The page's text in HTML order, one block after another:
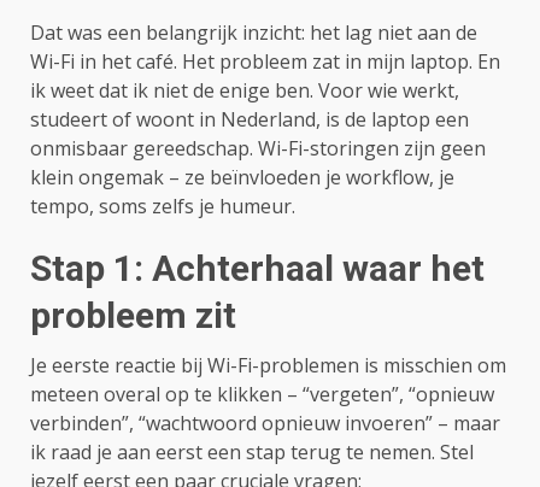
Dat was een belangrijk inzicht: het lag niet aan de
Wi-Fi in het café. Het probleem zat in mijn laptop. En
ik weet dat ik niet de enige ben. Voor wie werkt,
studeert of woont in Nederland, is de laptop een
onmisbaar gereedschap. Wi-Fi-storingen zijn geen
klein ongemak – ze beïnvloeden je workflow, je
tempo, soms zelfs je humeur.
Stap 1: Achterhaal waar het
probleem zit
Je eerste reactie bij Wi-Fi-problemen is misschien om
meteen overal op te klikken – “vergeten”, “opnieuw
verbinden”, “wachtwoord opnieuw invoeren” – maar
ik raad je aan eerst een stap terug te nemen. Stel
jezelf eerst een paar cruciale vragen: